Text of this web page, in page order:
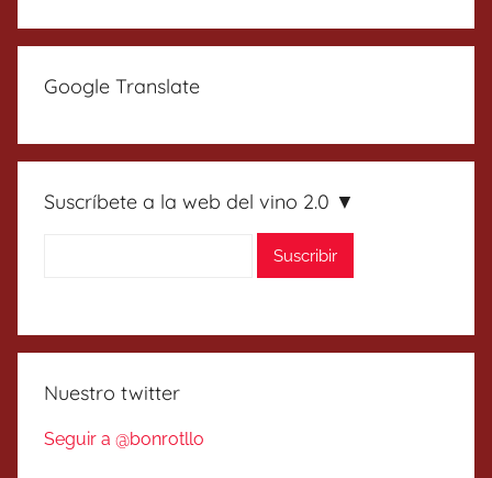
Google Translate
Suscríbete a la web del vino 2.0 ▼
Nuestro twitter
Seguir a @bonrotllo